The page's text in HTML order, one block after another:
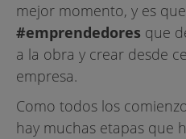
mejor momento, y es
#emprendedores que
a la obra y crear desde
empresa.
Como todos los
hay muchas etapas que